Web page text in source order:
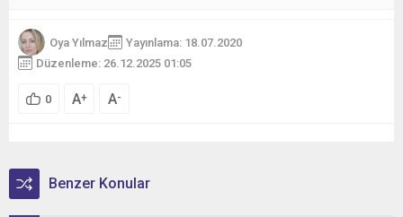
Oya Yılmaz
Yayınlama: 18.07.2020
Düzenleme: 26.12.2025 01:05
0 A+ A-
Benzer Konular